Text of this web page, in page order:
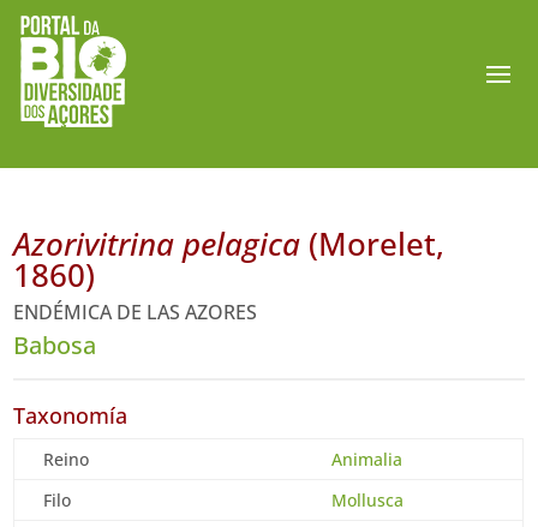
Azorivitrina pelagica (Morelet,
1860)
ENDÉMICA DE LAS AZORES
Babosa
Taxonomía
Reino
Animalia
Filo
Mollusca